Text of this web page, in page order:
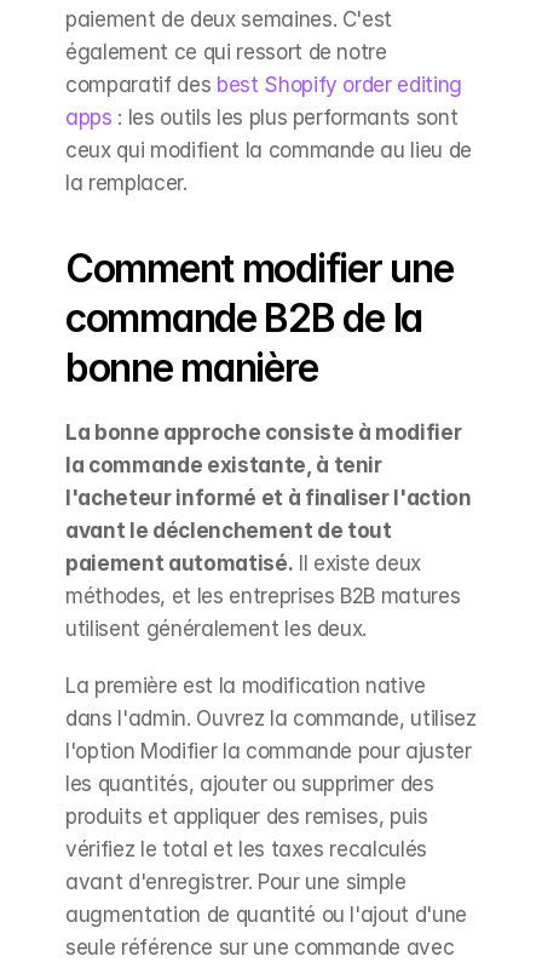
paiement de deux semaines. C'est
également ce qui ressort de notre
comparatif des best Shopify order editing
apps : les outils les plus performants sont
ceux qui modifient la commande au lieu de
la remplacer.
Comment modifier une
commande B2B de la
bonne manière
La bonne approche consiste à modifier
la commande existante, à tenir
l'acheteur informé et à finaliser l'action
avant le déclenchement de tout
paiement automatisé. Il existe deux
méthodes, et les entreprises B2B matures
utilisent généralement les deux.
La première est la modification native
dans l'admin. Ouvrez la commande, utilisez
l'option Modifier la commande pour ajuster
les quantités, ajouter ou supprimer des
produits et appliquer des remises, puis
vérifiez le total et les taxes recalculés
avant d'enregistrer. Pour une simple
augmentation de quantité ou l'ajout d'une
seule référence sur une commande avec